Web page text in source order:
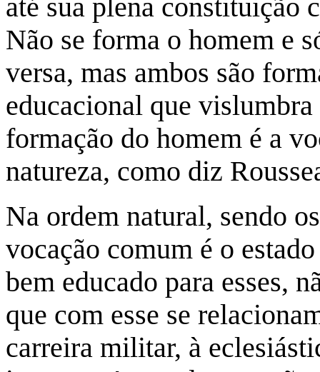
até sua plena constituição
Não se forma o homem e
versa, mas ambos são
educacional que
formação do homem é a
natureza, como diz
Na ordem natural, sendo
vocação comum é o
bem educado para esses,
que com esse se
carreira militar, à